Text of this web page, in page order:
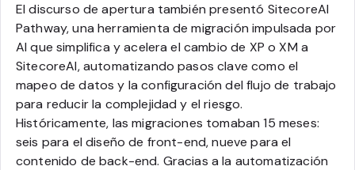
El discurso de apertura también presentó SitecoreAI
Pathway, una herramienta de migración impulsada por
AI que simplifica y acelera el cambio de XP o XM a
SitecoreAI, automatizando pasos clave como el
mapeo de datos y la configuración del flujo de trabajo
para reducir la complejidad y el riesgo.
Históricamente, las migraciones tomaban 15 meses:
seis para el diseño de front-end, nueve para el
contenido de back-end. Gracias a la automatización